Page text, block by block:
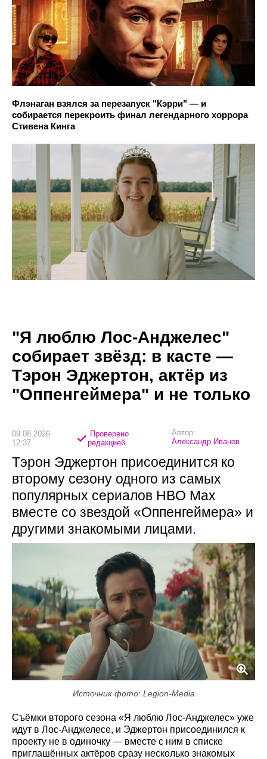
Флэнаган взялся за перезапуск "Кэрри" — и
собирается перекроить финал легендарного хоррора
Стивена Кинга
"Я люблю Лос-Анджелес"
собирает звёзд: в касте —
Тэрон Эджертон, актёр из
"Оппенгеймера" и не только
09.08.2026
12:37
Проверено
редакцией
Автор:
Александр Иванов
Тэрон Эджертон присоединится ко
второму сезону одного из самых
популярных сериалов HBO Max
вместе со звездой «Оппенгеймера» и
другими знакомыми лицами.
Источник фото: Legion-Media
Съёмки второго сезона «Я люблю Лос-Анджелес» уже
идут в Лос-Анджелесе, и Эджертон присоединился к
проекту не в одиночку — вместе с ним в списке
приглашённых актёров сразу несколько знакомых